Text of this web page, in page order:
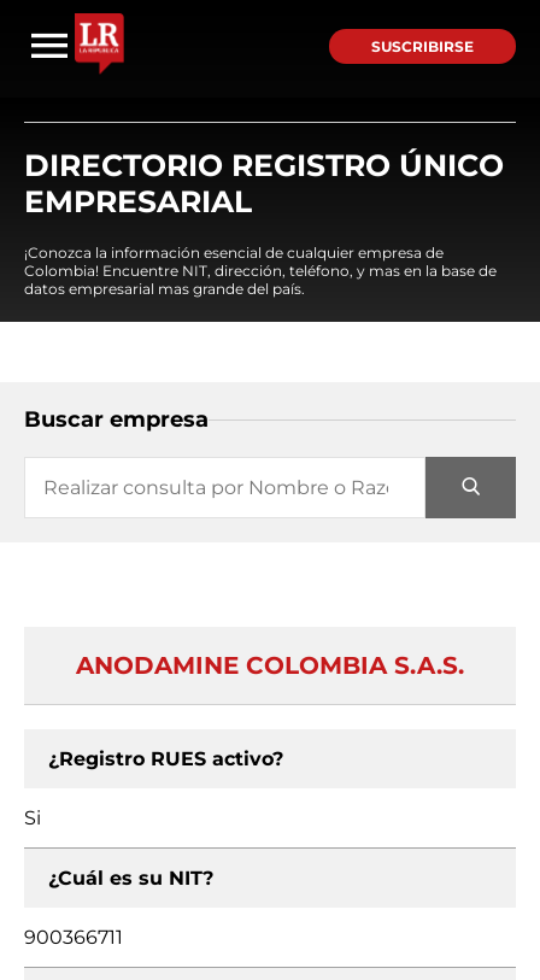
SUSCRIBIRSE
DIRECTORIO REGISTRO ÚNICO
EMPRESARIAL
¡Conozca la información esencial de cualquier empresa de
Colombia! Encuentre NIT, dirección, teléfono, y mas en la base de
datos empresarial mas grande del país.
Buscar empresa
ANODAMINE COLOMBIA S.A.S.
¿Registro RUES activo?
Si
¿Cuál es su NIT?
900366711